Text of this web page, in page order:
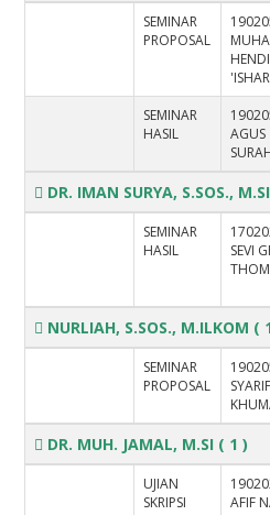
SEMINAR
PROPOSAL
'ISHAR
SEMINAR
HASIL
AGUS
DR. IMAN SURYA, S.SOS., M.SI
SEMINAR
HASIL
SEVI
NURLIAH, S.SOS., M.ILKOM (
SEMINAR
PROPOSAL
DR. MUH. JAMAL, M.SI ( 1 )
UJIAN
SKRIPSI
AFIF